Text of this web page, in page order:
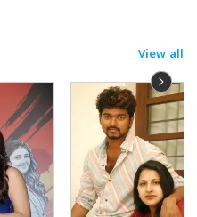
View all